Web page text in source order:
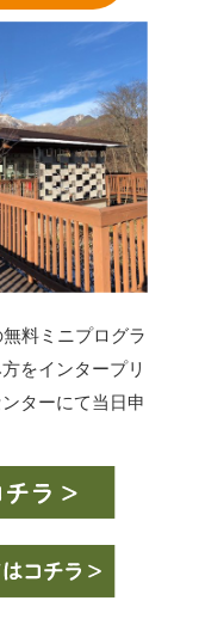
料ミニプログラ
をインタープリ
ターにて当日申